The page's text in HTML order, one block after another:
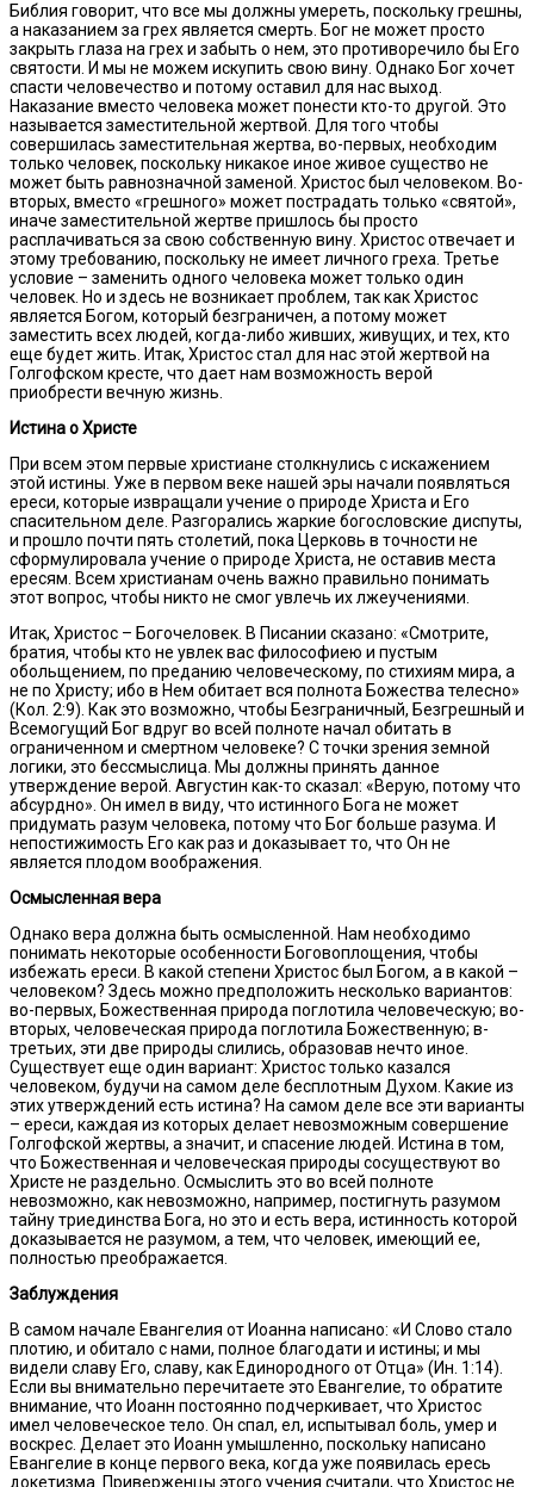
Библия говорит, что все мы должны умереть, поскольку грешны,
а наказанием за грех является смерть. Бог не может просто
закрыть глаза на грех и забыть о нем, это противоречило бы Его
святости. И мы не можем искупить свою вину. Однако Бог хочет
спасти человечество и потому оставил для нас выход.
Наказание вместо человека может понести кто-то другой. Это
называется заместительной жертвой. Для того чтобы
совершилась заместительная жертва, во-первых, необходим
только человек, поскольку никакое иное живое существо не
может быть равнозначной заменой. Христос был человеком. Во-
вторых, вместо «грешного» может пострадать только «святой»,
иначе заместительной жертве пришлось бы просто
расплачиваться за свою собственную вину. Христос отвечает и
этому требованию, поскольку не имеет личного греха. Третье
условие – заменить одного человека может только один
человек. Но и здесь не возникает проблем, так как Христос
является Богом, который безграничен, а потому может
заместить всех людей, когда-либо живших, живущих, и тех, кто
еще будет жить. Итак, Христос стал для нас этой жертвой на
Голгофском кресте, что дает нам возможность верой
приобрести вечную жизнь.
Истина о Христе
При всем этом первые христиане столкнулись с искажением
этой истины. Уже в первом веке нашей эры начали появляться
ереси, которые извращали учение о природе Христа и Его
спасительном деле. Разгорались жаркие богословские диспуты,
и прошло почти пять столетий, пока Церковь в точности не
сформулировала учение о природе Христа, не оставив места
ересям. Всем христианам очень важно правильно понимать
этот вопрос, чтобы никто не смог увлечь их лжеучениями.
Итак, Христос – Богочеловек. В Писании сказано: «Смотрите,
братия, чтобы кто не увлек вас философиею и пустым
обольщением, по преданию человеческому, по стихиям мира, а
не по Христу; ибо в Нем обитает вся полнота Божества телесно»
(Кол. 2:9). Как это возможно, чтобы Безграничный, Безгрешный и
Всемогущий Бог вдруг во всей полноте начал обитать в
ограниченном и смертном человеке? С точки зрения земной
логики, это бессмыслица. Мы должны принять данное
утверждение верой. Августин как-то сказал: «Верую, потому что
абсурдно». Он имел в виду, что истинного Бога не может
придумать разум человека, потому что Бог больше разума. И
непостижимость Его как раз и доказывает то, что Он не
является плодом воображения.
Осмысленная вера
Однако вера должна быть осмысленной. Нам необходимо
понимать некоторые особенности Боговоплощения, чтобы
избежать ереси. В какой степени Христос был Богом, а в какой –
человеком? Здесь можно предположить несколько вариантов:
во-первых, Божественная природа поглотила человеческую; во-
вторых, человеческая природа поглотила Божественную; в-
третьих, эти две природы слились, образовав нечто иное.
Существует еще один вариант: Христос только казался
человеком, будучи на самом деле бесплотным Духом. Какие из
этих утверждений есть истина? На самом деле все эти варианты
– ереси, каждая из которых делает невозможным совершение
Голгофской жертвы, а значит, и спасение людей. Истина в том,
что Божественная и человеческая природы сосуществуют во
Христе не раздельно. Осмыслить это во всей полноте
невозможно, как невозможно, например, постигнуть разумом
тайну триединства Бога, но это и есть вера, истинность которой
доказывается не разумом, а тем, что человек, имеющий ее,
полностью преображается.
Заблуждения
В самом начале Евангелия от Иоанна написано: «И Слово стало
плотию, и обитало с нами, полное благодати и истины; и мы
видели славу Его, славу, как Единородного от Отца» (Ин. 1:14).
Если вы внимательно перечитаете это Евангелие, то обратите
внимание, что Иоанн постоянно подчеркивает, что Христос
имел человеческое тело. Он спал, ел, испытывал боль, умер и
воскрес. Делает это Иоанн умышленно, поскольку написано
Евангелие в конце первого века, когда уже появилась ересь
докетизма. Приверженцы этого учения считали, что Христос не